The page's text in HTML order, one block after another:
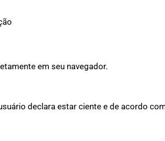
em seu navegador.
declara estar ciente e de acordo